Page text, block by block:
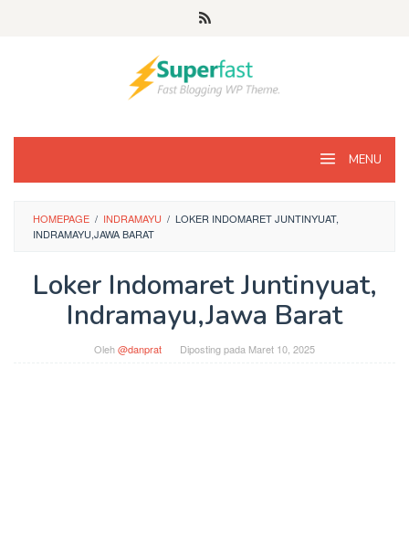
MENU
HOMEPAGE / INDRAMAYU / LOKER INDOMARET JUNTINYUAT,
INDRAMAYU,JAWA BARAT
Loker Indomaret Juntinyuat,
Indramayu,Jawa Barat
Oleh@danprat Diposting pada Maret 10, 2025